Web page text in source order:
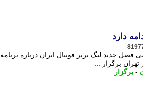
دارد
جدید لیگ برتر فوتبال ایران درباره برنامه
برگزار ...
- برگزار